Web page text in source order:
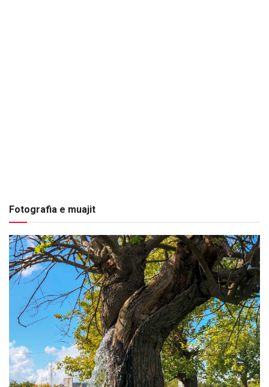
Fotografia e muajit